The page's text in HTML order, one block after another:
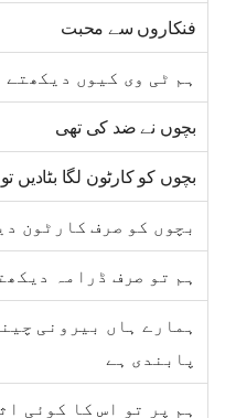
فنکاروں سے محبت
ہم ٹی وی کیوں دیکھتے
بچوں نے ضد کی تھی
بچوں کو کارٹون لگا بٹادیں
بچوں کو صرف کارٹون
ہم تو صرف ڈرامہ
ہمارے ہاں بیرونی
پابندی ہے
ہم پر تو اس کا کوئی